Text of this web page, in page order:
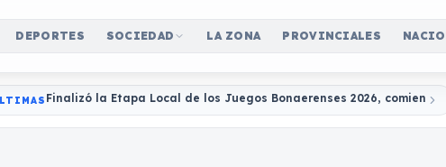
DEPORTES SOCIEDAD LA ZONA PROVINCIALES
Finalizó la Etapa Local de los Juegos Bonaerenses 2026,